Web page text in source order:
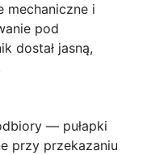
mechaniczne i
pod
dostał jasną,
— pułapki
przy przekazaniu